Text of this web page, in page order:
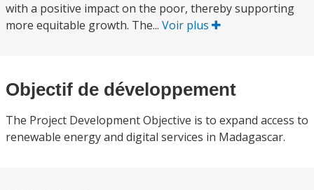
with a positive impact on the poor, thereby supporting
more equitable growth. The... Voir plus
Objectif de développement
The Project Development Objective is to expand access to
renewable energy and digital services in Madagascar.